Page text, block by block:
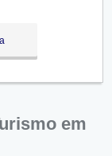
em